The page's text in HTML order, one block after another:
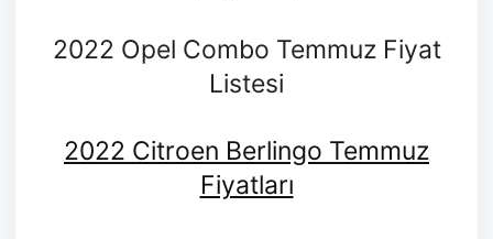
2022 Opel Combo Temmuz Fiyat
Listesi
2022 Citroen Berlingo Temmuz
Fiyatları